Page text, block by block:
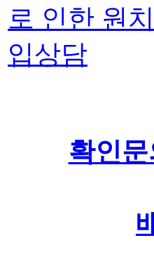
로 인한 원
입상담
확인